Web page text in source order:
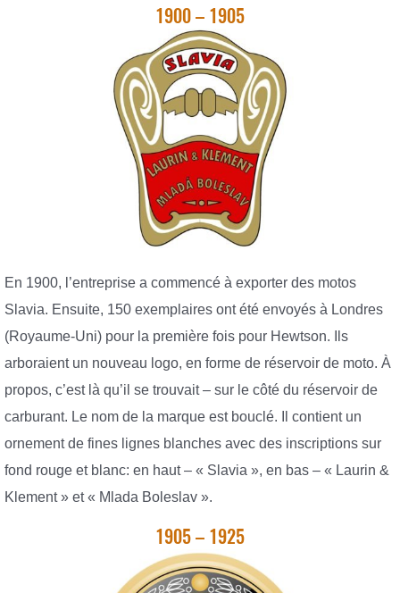
1900 – 1905
En 1900, l’entreprise a commencé à exporter des motos
Slavia. Ensuite, 150 exemplaires ont été envoyés à Londres
(Royaume-Uni) pour la première fois pour Hewtson. Ils
arboraient un nouveau logo, en forme de réservoir de moto. À
propos, c’est là qu’il se trouvait – sur le côté du réservoir de
carburant. Le nom de la marque est bouclé. Il contient un
ornement de fines lignes blanches avec des inscriptions sur
fond rouge et blanc: en haut – « Slavia », en bas – « Laurin &
Klement » et « Mlada Boleslav ».
1905 – 1925